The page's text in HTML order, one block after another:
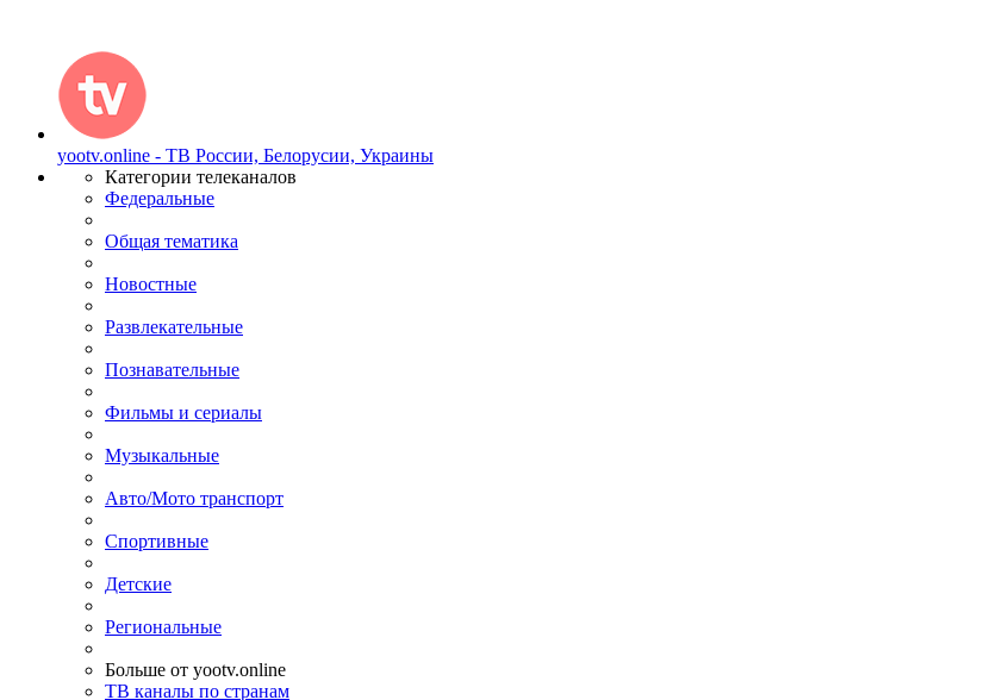
yootv.online - ТВ России, Белорусии, Украины
Категории телеканалов
Федеральные
Общая тематика
Новостные
Развлекательные
Познавательные
Фильмы и сериалы
Музыкальные
Авто/Мото транспорт
Спортивные
Детские
Региональные
Больше от yootv.online
ТВ каналы по странам